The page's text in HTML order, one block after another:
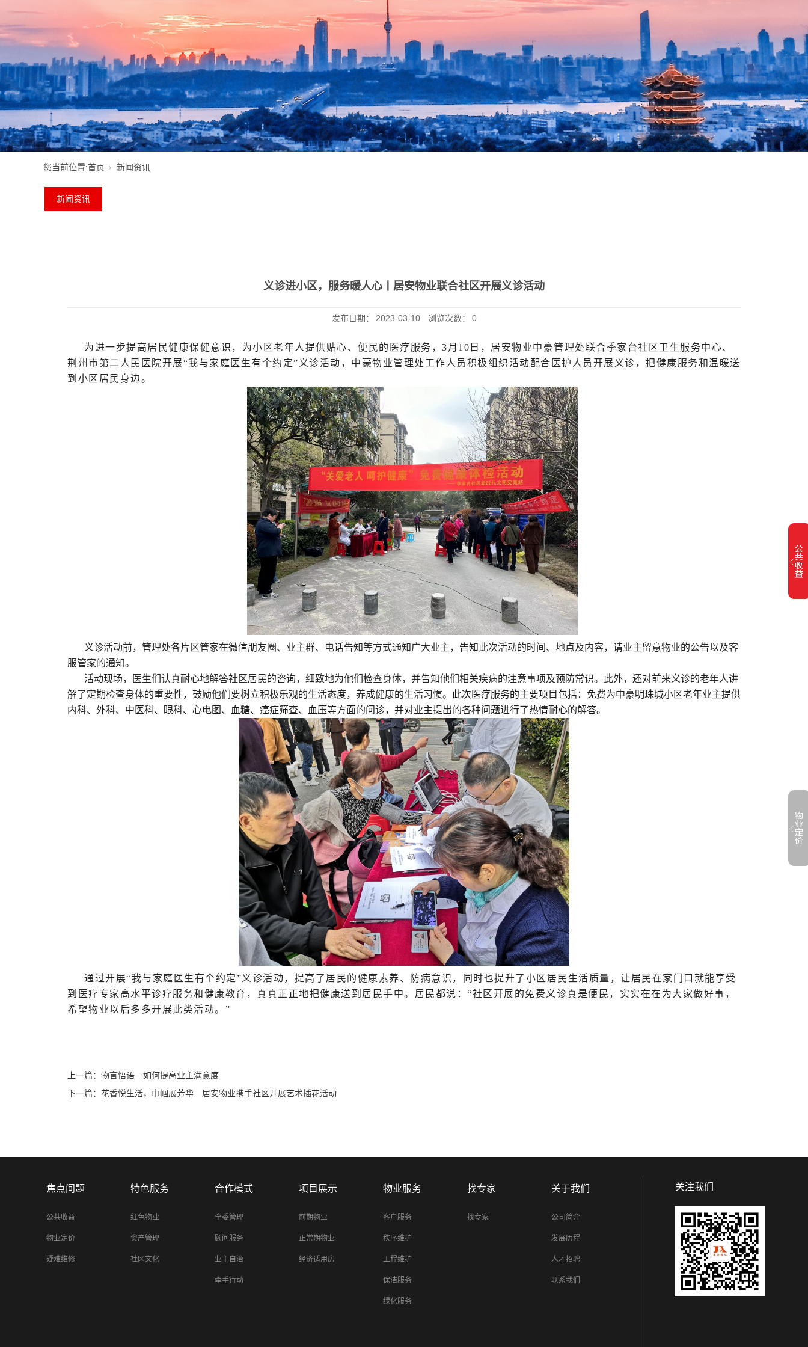
您当前位置:首页 新闻资讯
新闻资讯
义诊进小区，服务暖人心丨居安物业联合社区开展义诊活动
发布日期： 2023-03-10 浏览次数： 0
为进一步提高居民健康保健意识，为小区老年人提供贴心、便民的医疗服务，3月10日，居安物业中豪管理处联合季家台社区卫生服务中心、
荆州市第二人民医院开展“我与家庭医生有个约定”义诊活动，中豪物业管理处工作人员积极组织活动配合医护人员开展义诊，把健康服务和温暖送
到小区居民身边。
义诊活动前，管理处各片区管家在微信朋友圈、业主群、电话告知等方式通知广大业主，告知此次活动的时间、地点及内容，请业主留意物业的公告以及客
服管家的通知。
活动现场，医生们认真耐心地解答社区居民的咨询，细致地为他们检查身体，并告知他们相关疾病的注意事项及预防常识。此外，还对前来义诊的老年人讲
解了定期检查身体的重要性，鼓励他们要树立积极乐观的生活态度，养成健康的生活习惯。
此次医疗服务的主要项目包括：免费为中豪明珠城小区老年业主提供
内科、外科、中医科、眼科、心电图、血糖、癌症筛查、血压等方面的问诊，并对业主提出的各种问题进行了热情耐心的解答。
通过开展“我与家庭医生有个约定”义诊活动，提高了居民的健康素养、防病意识，同时也提升了小区居民生活质量，让居民在家门口就能享受
到医疗专家高水平诊疗服务和健康教育，真真正正地把健康送到居民手中。居民都说：“社区开展的免费义诊真是便民，实实在在为大家做好事，
希望物业以后多多开展此类活动。”
上一篇： 物言悟语—如何提高业主满意度
下一篇： 花香悦生活，巾帼展芳华—居安物业携手社区开展艺术插花活动
焦点问题
公共收益
物业定价
疑难维修
特色服务
红色物业
资产管理
社区文化
合作模式
全委管理
顾问服务
业主自治
牵手行动
项目展示
前期物业
正常期物业
经济适用房
物业服务
客户服务
秩序维护
工程维护
保洁服务
绿化服务
找专家
找专家
关于我们
公司简介
发展历程
人才招聘
联系我们
关注我们